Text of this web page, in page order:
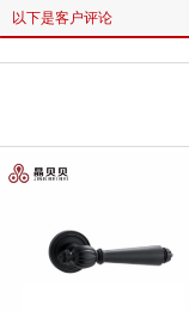
以下是客户评论